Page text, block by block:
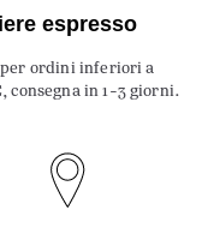
espresso
ordini inferiori a
consegna in 1-3 giorni.